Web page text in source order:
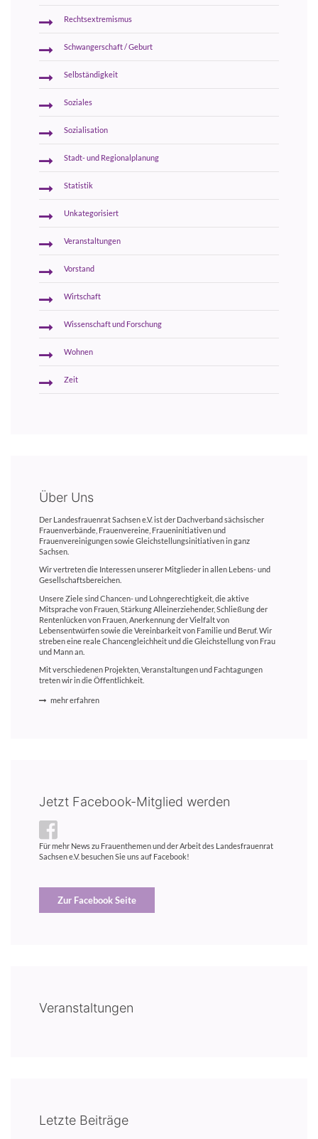
Rechtsextremismus
Schwangerschaft / Geburt
Selbständigkeit
Soziales
Sozialisation
Stadt- und Regionalplanung
Statistik
Unkategorisiert
Veranstaltungen
Vorstand
Wirtschaft
Wissenschaft und Forschung
Wohnen
Zeit
Über Uns
Der Landesfrauenrat Sachsen e.V. ist der Dachverband sächsischer
Frauenverbände, Frauenvereine, Fraueninitiativen und
Frauenvereinigungen sowie Gleichstellungsinitiativen in ganz
Sachsen.
Wir vertreten die Interessen unserer Mitglieder in allen Lebens- und
Gesellschaftsbereichen.
Unsere Ziele sind Chancen- und Lohngerechtigkeit, die aktive
Mitsprache von Frauen, Stärkung Alleinerziehender, Schließung der
Rentenlücken von Frauen, Anerkennung der Vielfalt von
Lebensentwürfen sowie die Vereinbarkeit von Familie und Beruf. Wir
streben eine reale Chancengleichheit und die Gleichstellung von Frau
und Mann an.
Mit verschiedenen Projekten, Veranstaltungen und Fachtagungen
treten wir in die Öffentlichkeit.
mehr erfahren
Jetzt Facebook-Mitglied werden
Für mehr News zu Frauenthemen und der Arbeit des Landesfrauenrat
Sachsen e.V. besuchen Sie uns auf Facebook!
Zur Facebook Seite
Veranstaltungen
Letzte Beiträge